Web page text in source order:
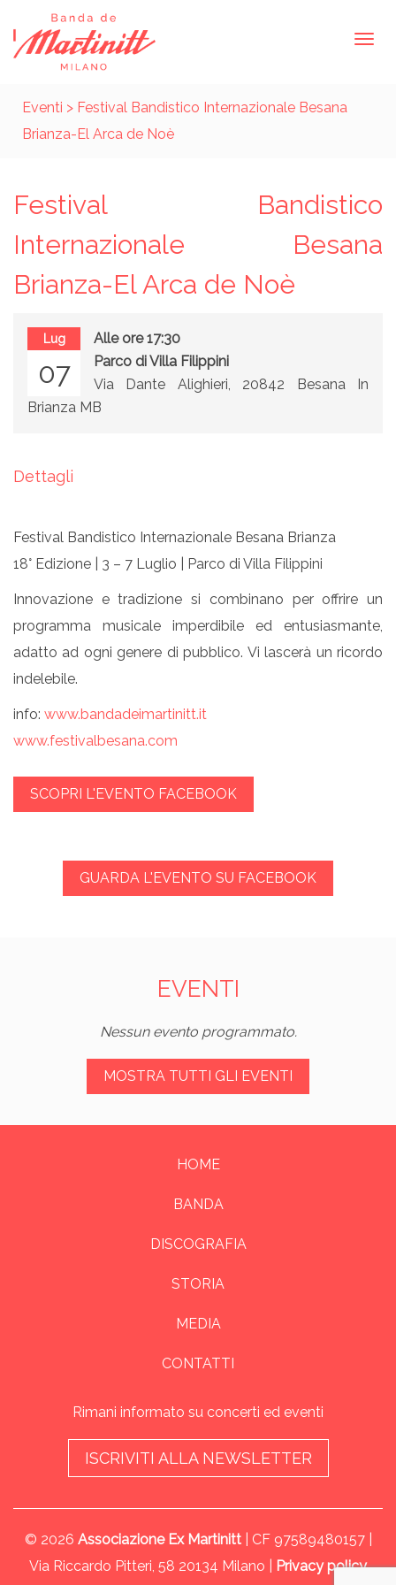
Eventi > Festival Bandistico Internazionale Besana
Brianza-El Arca de Noè
Festival Bandistico
Internazionale Besana
Brianza-El Arca de Noè
Lug
07
Alle ore 17:30
Parco di Villa Filippini
Via Dante Alighieri, 20842 Besana In
Brianza MB
Dettagli
Festival Bandistico Internazionale Besana Brianza
18° Edizione | 3 – 7 Luglio | Parco di Villa Filippini
Innovazione e tradizione si combinano per offrire un
programma musicale imperdibile ed entusiasmante,
adatto ad ogni genere di pubblico. Vi lascerà un ricordo
indelebile.
info: www.bandadeimartinitt.it
www.festivalbesana.com
SCOPRI L'EVENTO FACEBOOK
GUARDA L'EVENTO SU FACEBOOK
EVENTI
Nessun evento programmato.
MOSTRA TUTTI GLI EVENTI
HOME
BANDA
DISCOGRAFIA
STORIA
MEDIA
CONTATTI
Rimani informato su concerti ed eventi
ISCRIVITI ALLA NEWSLETTER
© 2026 Associazione Ex Martinitt| CF 97589480157 |
Via Riccardo Pitteri, 58 20134 Milano |
Privacy policy